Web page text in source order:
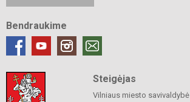
Bendraukime
Steigėjas
Vilniaus miesto savivaldybė